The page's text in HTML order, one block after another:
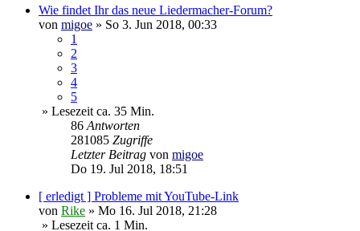
Wie findet Ihr das neue Liedermacher-Forum?
von migoe » So 3. Jun 2018, 00:33
1
2
3
4
5
» Lesezeit ca. 35 Min.
86Antworten
281085 Zugriffe
Letzter Beitrag von migoe
Do 19. Jul 2018, 18:51
[ erledigt ] Probleme mit YouTube-Link
von Rike » Mo 16. Jul 2018, 21:28
» Lesezeit ca. 1 Min.